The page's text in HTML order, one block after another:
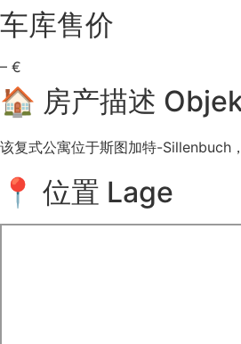
车库售价
– €
🏠 房产描述
该复式公寓位于斯图加特-Sillenbuch
📍 位置 Lage